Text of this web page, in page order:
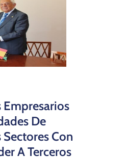
Empresarios
De
Con
A Terceros